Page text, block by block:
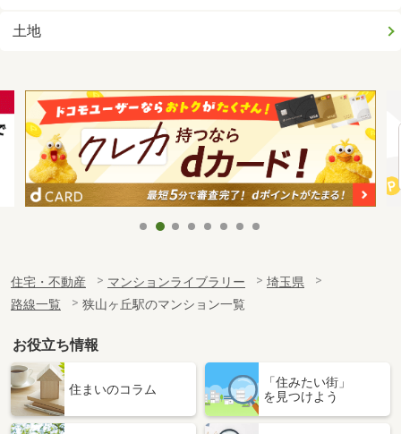
土地
住宅・不動産 マンションライブラリー
埼玉県
路線一覧
狭山ヶ丘駅のマンション一覧
お役立ち情報
住まいのコラム
「住みたい街」
を見つけよう